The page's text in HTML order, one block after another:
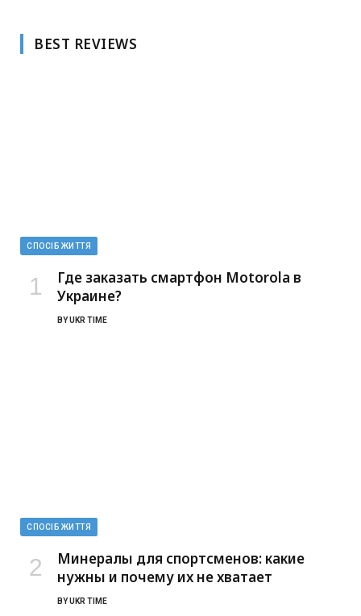
BEST REVIEWS
СПОСІБ ЖИТТЯ
Где заказать смартфон Motorola в
Украине?
BYUKR TIME
СПОСІБ ЖИТТЯ
Минералы для спортсменов: какие
нужны и почему их не хватает
BYUKR TIME